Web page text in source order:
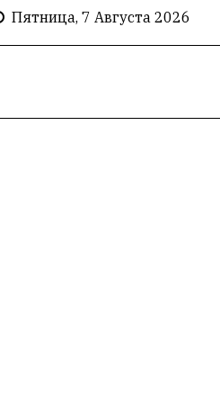
Пятница, 7 Августа 2026